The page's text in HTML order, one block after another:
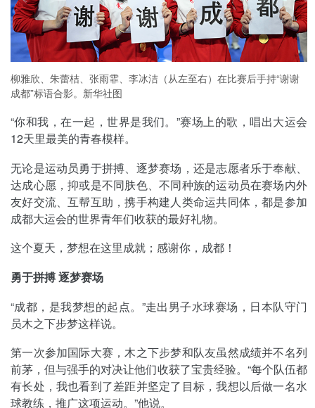
柳雅欣、朱蕾桔、张雨霏、李冰洁（从左至右）在比赛后手持“谢谢
成都”标语合影。新华社图
“你和我，在一起，世界是我们。”赛场上的歌，唱出大运会
12天里最美的青春模样。
无论是运动员勇于拼搏、逐梦赛场，还是志愿者乐于奉献、
达成心愿，抑或是不同肤色、不同种族的运动员在赛场内外
友好交流、互帮互助，携手构建人类命运共同体，都是参加
成都大运会的世界青年们收获的最好礼物。
这个夏天，梦想在这里成就；感谢你，成都！
勇于拼搏 逐梦赛场
“成都，是我梦想的起点。”走出男子水球赛场，日本队守门
员木之下步梦这样说。
第一次参加国际大赛，木之下步梦和队友虽然成绩并不名列
前茅，但与强手的对决让他们收获了宝贵经验。“每个队伍都
有长处，我也看到了差距并坚定了目标，我想以后做一名水
球教练，推广这项运动。”他说。